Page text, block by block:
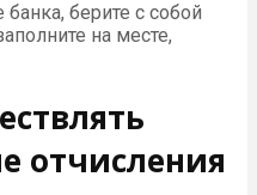
берите с собой
на месте,
отчисления